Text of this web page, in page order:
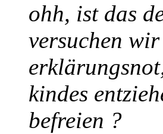
ohh, ist das
versuchen
kindes
befreien ?